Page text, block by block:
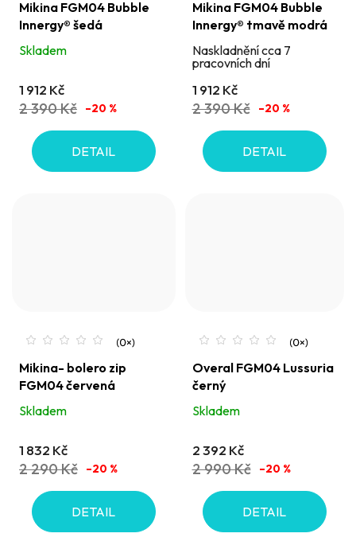
Mikina FGM04 Bubble
Innergy® šedá
Skladem
1 912 Kč
2 390 Kč –20 %
DETAIL
Mikina FGM04 Bubble
Innergy® tmavě modrá
Naskladnění cca 7
pracovních dní
1 912 Kč
2 390 Kč –20 %
DETAIL
Mikina- bolero zip
FGM04 červená
Skladem
1 832 Kč
2 290 Kč –20 %
DETAIL
Overal FGM04 Lussuria
černý
Skladem
2 392 Kč
2 990 Kč –20 %
DETAIL